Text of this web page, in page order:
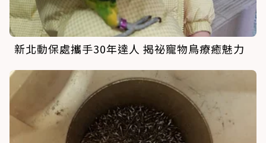
新北動保處攜手30年達人 揭祕寵物鳥療癒魅力